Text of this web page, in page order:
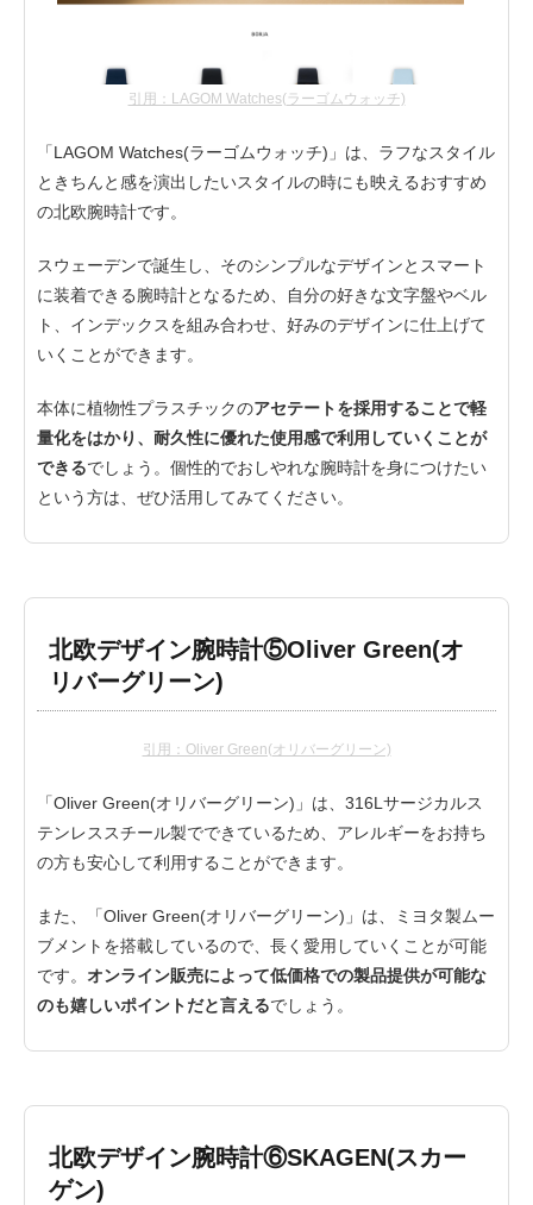
引用：LAGOM Watches(ラーゴムウォッチ)
「LAGOM Watches(ラーゴムウォッチ)」は、ラフなスタイル
ときちんと感を演出したいスタイルの時にも映えるおすすめ
の北欧腕時計です。
スウェーデンで誕生し、そのシンプルなデザインとスマート
に装着できる腕時計となるため、自分の好きな文字盤やベル
ト、インデックスを組み合わせ、好みのデザインに仕上げて
いくことができます。
本体に植物性プラスチックのアセテートを採用することで軽
量化をはかり、耐久性に優れた使用感で利用していくことが
できるでしょう。個性的でおしやれな腕時計を身につけたい
という方は、ぜひ活用してみてください。
北欧デザイン腕時計⑤Oliver Green(オ
リバーグリーン)
引用：Oliver Green(オリバーグリーン)
「Oliver Green(オリバーグリーン)」は、316Lサージカルス
テンレススチール製でできているため、アレルギーをお持ち
の方も安心して利用することができます。
また、「Oliver Green(オリバーグリーン)」は、ミヨタ製ムー
ブメントを搭載しているので、長く愛用していくことが可能
です。 オンライン販売によって低価格での製品提供が可能な
のも嬉しいポイントだと言えるでしょう。
北欧デザイン腕時計⑥SKAGEN(スカー
ゲン)